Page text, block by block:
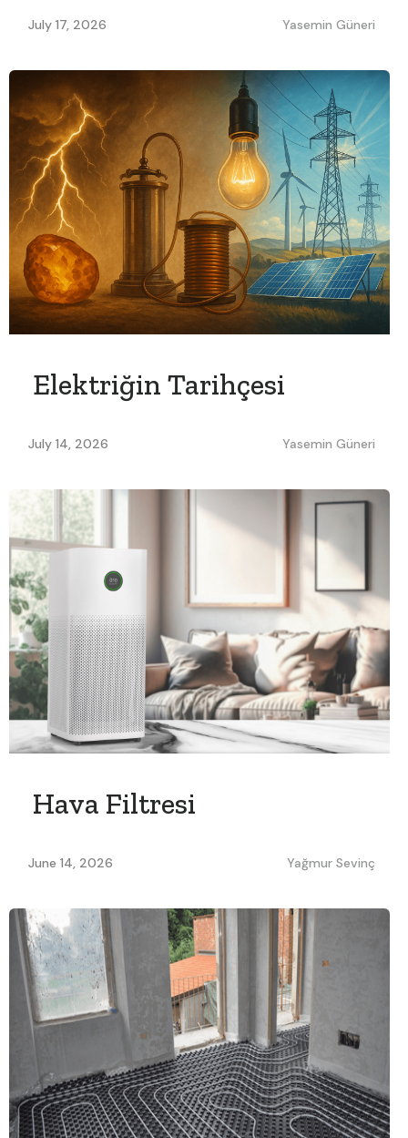
July 17, 2026 Yasemin Güneri
Elektriğin Tarihçesi
July 14, 2026 Yasemin Güneri
Hava Filtresi
June 14, 2026 Yağmur Sevinç